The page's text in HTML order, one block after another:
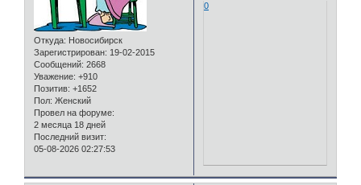
Откуда: Новосибирск
Зарегистрирован: 19-02-2015
Сообщений: 2668
Уважение: +910
Позитив: +1652
Пол: Женский
Провел на форуме:
2 месяца 18 дней
Последний визит:
05-08-2026 02:27:53
0